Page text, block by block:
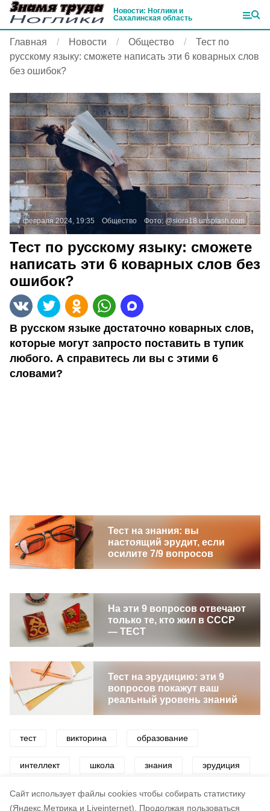
Cайт использует файлы cookies чтобы собирать статистику
(Яндекс.Метрика и Liveinternet).
Продолжая пользоваться
Новости: Ноглики и
Сахалинская область
Главная Новости Общество
Тест по
русскому языку: сможете написать эти 6 коварных слов
без ошибок?
7 февраля 2024, 19:35 Общество Фото:@siora18 unsplash.com
Тест по русскому языку: сможете
написать эти 6 коварных слов без
ошибок?
В русском языке достаточно коварных слов,
которые могут запросто поставить в тупик
любого. А справитесь ли вы с этими 6
словами?
Тест на знания: вы
настоящий эрудит, если
осилите 7/9 вопросов
На эти 9 вопросов отвечают
только те, кто жил в СССР
— ТЕСТ
Тест на эрудицию: эти 9
вопросов покажут ваш
реальный уровень знаний
тест викторина образование
интеллект школа знания эрудиция
русский язык грамотность